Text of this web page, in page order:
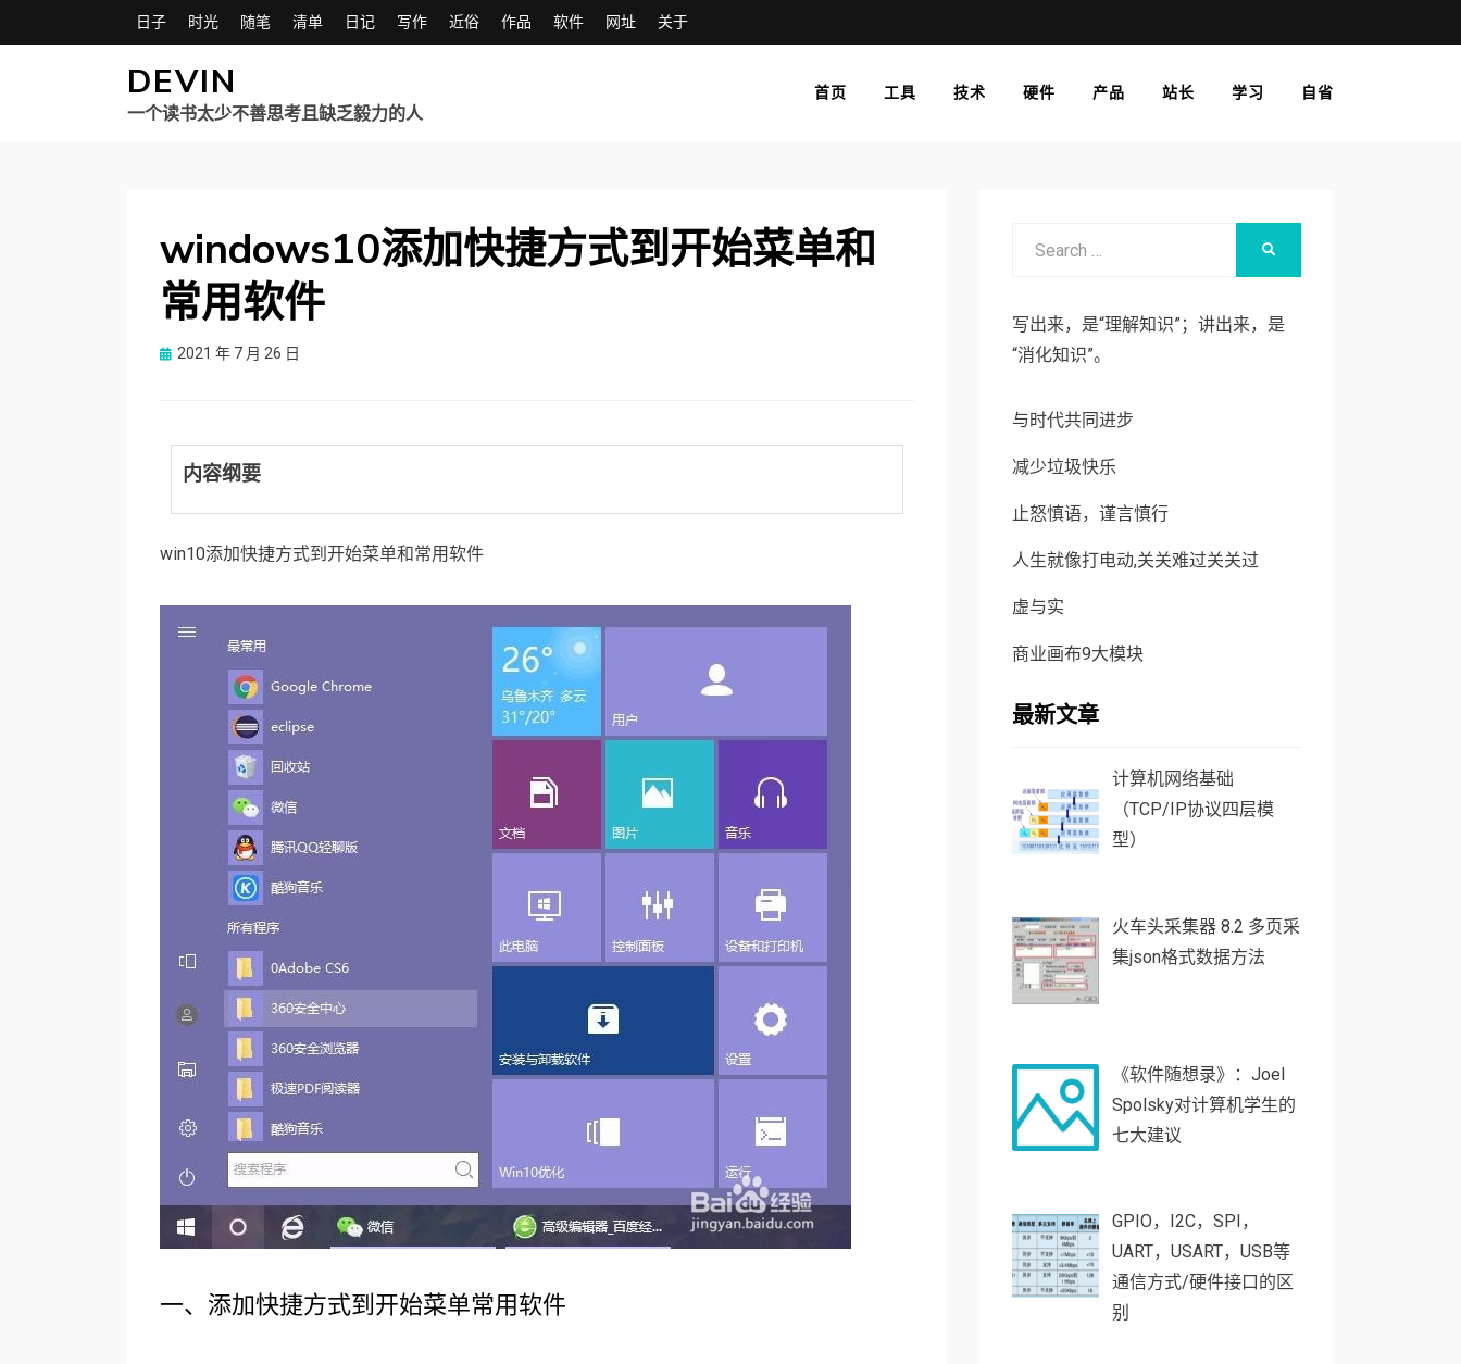
日子 时光 随笔 清单 日记 写作 近俗 作品 软件 网址 关于
DEVIN
一个读书太少不善思考且缺乏毅力的人
首页 工具 技术 硬件 产品 站长 学习 自省
windows10添加快捷方式到开始菜单和
常用软件
Posted
2021 年 7 月 26 日
内容纲要
win10添加快捷方式到开始菜单和常用软件
一、添加快捷方式到开始菜单常用软件
写出来，是“理解知识”；讲出来，是
“消化知识”。
与时代共同进步
减少垃圾快乐
止怒慎语，谨言慎行
人生就像打电动,关关难过关关过
虚与实
商业画布9大模块
最新文章
计算机网络基础
（TCP/IP协议四层模
型）
火车头采集器 8.2 多页采
集json格式数据方法
《软件随想录》：Joel
Spolsky对计算机学生的
七大建议
GPIO，I2C，SPI，
UART，USART，USB等
通信方式/硬件接口的区
别